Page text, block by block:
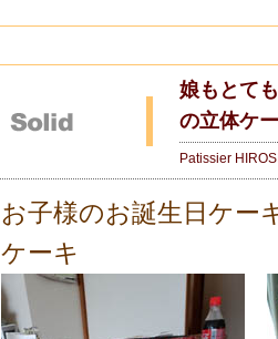
娘もとて
の立体ケ
Patissier
お子様のお誕生日ケー
ケーキ